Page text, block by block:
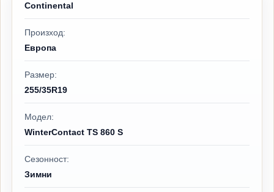
Continental
Произход:
Европа
Размер:
255/35R19
Модел:
WinterContact TS 860 S
Сезонност:
Зимни